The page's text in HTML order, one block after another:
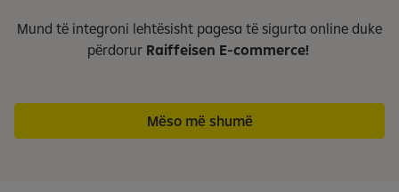
m
3
Mund të integroni lehtësisht pagesa të sigurta online duke
përdorur Raiffeisen E-commerce!
Mëso më shumë